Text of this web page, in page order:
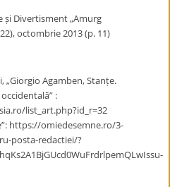
și Divertisment „Amurg
octombrie 2013 (p. 11)
„Giorgio Agamben, Stanțe.
:
list_art.php?id_r=32
https://omiedesemne.ro/3-
posta-redactiei/?